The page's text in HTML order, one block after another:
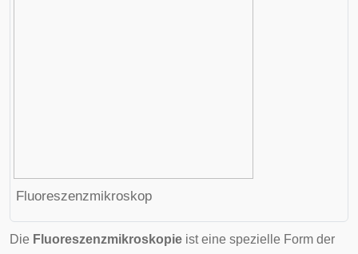
Fluoreszenzmikroskop
Die Fluoreszenzmikroskopie ist eine spezielle Form der